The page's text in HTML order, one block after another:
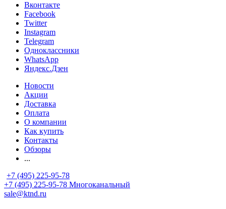
Вконтакте
Facebook
Twitter
Instagram
Telegram
Одноклассники
WhatsApp
Яндекс.Дзен
Новости
Акции
Доставка
Оплата
О компании
Как купить
Контакты
Обзоры
...
+7 (495) 225-95-78
+7 (495) 225-95-78 Многоканальный
sale@ktnd.ru